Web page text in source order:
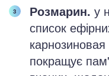
Розмарин. у
список
покращує